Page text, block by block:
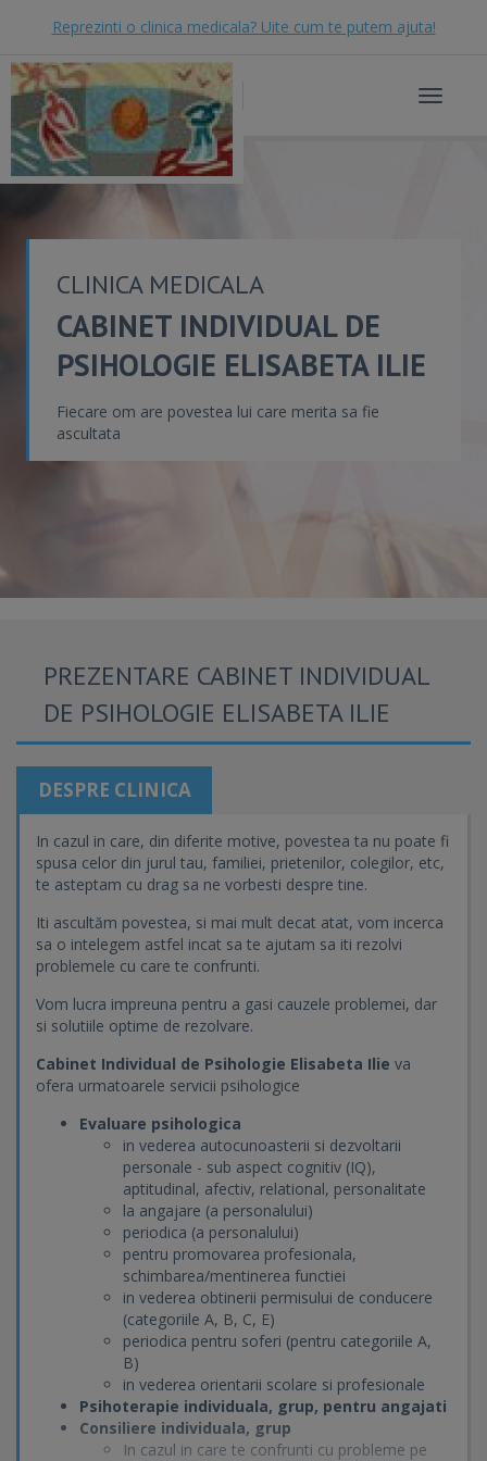
Reprezinti o clinica medicala? Uite cum te putem ajuta!
Toggle
CLINICA MEDICALA
CABINET INDIVIDUAL DE
PSIHOLOGIE ELISABETA ILIE
Fiecare om are povestea lui care merita sa fie
ascultata
PREZENTARE CABINET INDIVIDUAL
DE PSIHOLOGIE ELISABETA ILIE
DESPRE CLINICA
In cazul in care, din diferite motive, povestea ta nu poate fi
spusa celor din jurul tau, familiei, prietenilor, colegilor, etc,
te asteptam cu drag sa ne vorbesti despre tine.
Iti ascultăm povestea, si mai mult decat atat, vom incerca
sa o intelegem astfel incat sa te ajutam sa iti rezolvi
problemele cu care te confrunti.
Vom lucra impreuna pentru a gasi cauzele problemei, dar
si solutiile optime de rezolvare.
Cabinet Individual de Psihologie Elisabeta Ilie va
ofera urmatoarele servicii psihologice
Evaluare psihologica
in vederea autocunoasterii si dezvoltarii
personale - sub aspect cognitiv (IQ),
aptitudinal, afectiv, relational, personalitate
la angajare (a personalului)
periodica (a personalului)
pentru promovarea profesionala,
schimbarea/mentinerea functiei
in vederea obtinerii permisului de conducere
(categoriile A, B, C, E)
periodica pentru soferi (pentru categoriile A,
B)
in vederea orientarii scolare si profesionale
Psihoterapie individuala, grup, pentru angajati
Consiliere individuala, grup
In cazul in care te confrunti cu probleme pe